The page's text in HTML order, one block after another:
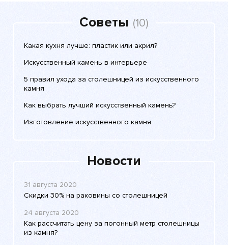
Советы (10)
Какая кухня лучше: пластик или акрил?
Искусственный камень в интерьере
5 правил ухода за столешницей из искусственного
камня
Как выбрать лучший искусственный камень?
Изготовление искусственного камня
Новости
31 августа 2020
Скидки 30% на раковины со столешницей
24 августа 2020
Как рассчитать цену за погонный метр столешницы
из камня?